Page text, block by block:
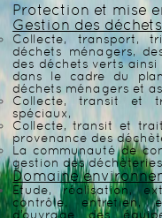
Protection et mise
Gestion des déchets
Collecte, transport,
déchets ménagers,
des déchets verts ainsi
dans le cadre du
déchets ménagers et
Collecte, transit et
spéciaux,
Collecte, transit et
provenance des
La communauté de
gestion des
Domaine
Etude, réalisation,
contrôle, entretien,
d’ouvrage des